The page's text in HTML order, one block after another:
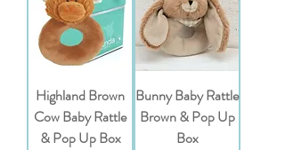
Highland Brown
Cow Baby Rattle
& Pop Up Box
Bunny Baby Rattle
Brown & Pop Up
Box